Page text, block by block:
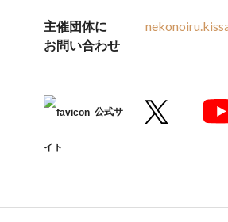
主催団体に
お問い合わせ
公式サ
イト